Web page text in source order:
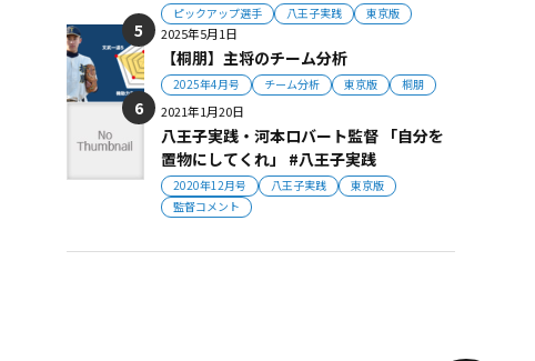
ピックアップ選手 八王子実践 東京版
2025年5月1日
【桐朋】主将のチーム分析
2025年4月号 チーム分析 東京版 桐朋
2021年1月20日
八王子実践・河本ロバート監督 「自分を
置物にしてくれ」 #八王子実践
2020年12月号 八王子実践
東京版
監督コメント